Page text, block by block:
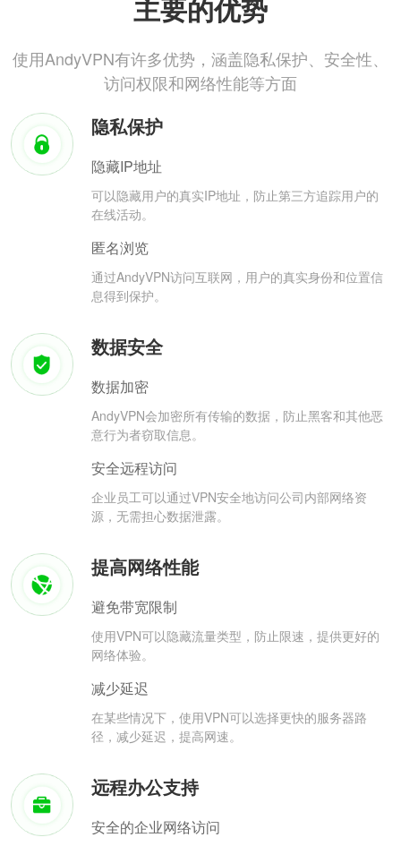
主要的优势
使用AndyVPN有许多优势，涵盖隐私保护、安全性、
访问权限和网络性能等方面
隐私保护
隐藏IP地址
可以隐藏用户的真实IP地址，防止第三方追踪用户的
在线活动。
匿名浏览
通过AndyVPN访问互联网，用户的真实身份和位置信
息得到保护。
数据安全
数据加密
AndyVPN会加密所有传输的数据，防止黑客和其他恶
意行为者窃取信息。
安全远程访问
企业员工可以通过VPN安全地访问公司内部网络资
源，无需担心数据泄露。
提高网络性能
避免带宽限制
使用VPN可以隐藏流量类型，防止限速，提供更好的
网络体验。
减少延迟
在某些情况下，使用VPN可以选择更快的服务器路
径，减少延迟，提高网速。
远程办公支持
安全的企业网络访问